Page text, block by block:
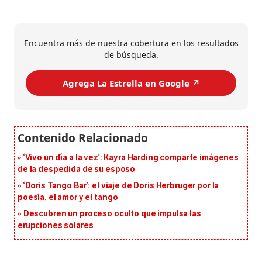
Encuentra más de nuestra cobertura en los resultados
de búsqueda.
Agrega La Estrella en Google ↗️
‘Vivo un día a la vez’: Kayra Harding comparte imágenes
de la despedida de su esposo
‘Doris Tango Bar’: el viaje de Doris Herbruger por la
poesía, el amor y el tango
Descubren un proceso oculto que impulsa las
erupciones solares